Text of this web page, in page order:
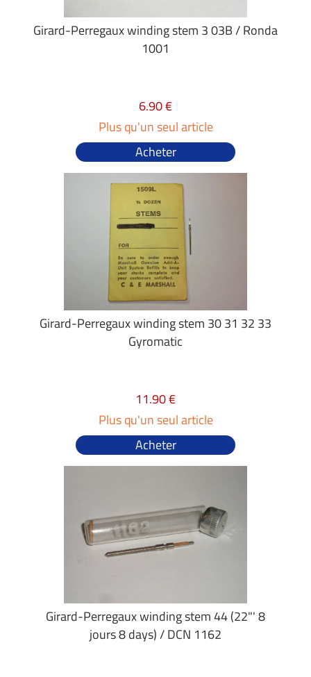
Girard-Perregaux winding stem 3 03B / Ronda
1001
6.90 €
Plus qu'un seul article
Acheter
Girard-Perregaux winding stem 30 31 32 33
Gyromatic
11.90 €
Plus qu'un seul article
Acheter
Girard-Perregaux winding stem 44 (22"' 8
jours 8 days) / DCN 1162